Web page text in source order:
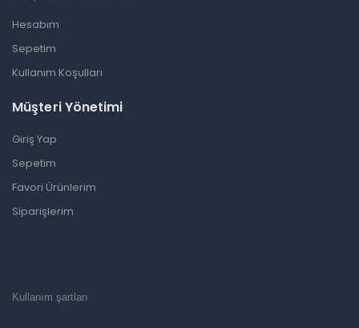
Hesabım
Sepetim
Kullanım Koşulları
Müşteri Yönetimi
Giriş Yap
Sepetim
Favori Ürünlerim
Siparişlerim
Kullanım şartları